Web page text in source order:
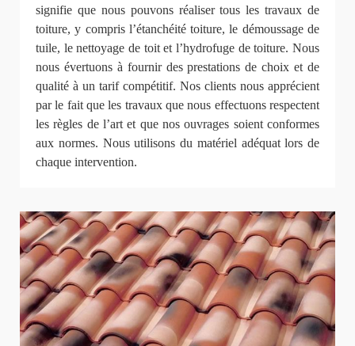
signifie que nous pouvons réaliser tous les travaux de
toiture, y compris l’étanchéité toiture, le démoussage de
tuile, le nettoyage de toit et l’hydrofuge de toiture. Nous
nous évertuons à fournir des prestations de choix et de
qualité à un tarif compétitif. Nos clients nous apprécient
par le fait que les travaux que nous effectuons respectent
les règles de l’art et que nos ouvrages soient conformes
aux normes. Nous utilisons du matériel adéquat lors de
chaque intervention.